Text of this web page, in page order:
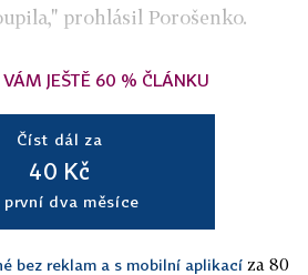
prohlásil Porošenko.
JEŠTĚ 60 % ČLÁNKU
Číst dál za
40 Kč
první dva měsíce
bez reklam a s mobilní aplikací za 80